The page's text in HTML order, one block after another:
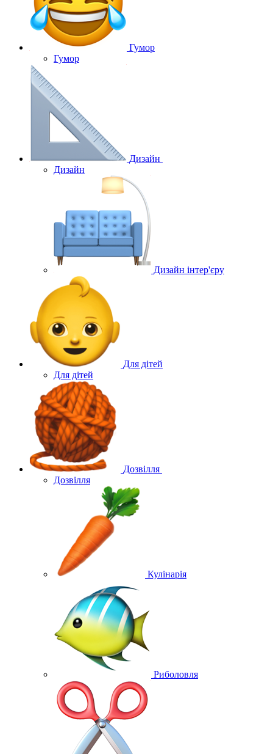
Гумор
Гумор
Дизайн
Дизайн
Дизайн інтер'єру
Для дітей
Для дітей
Дозвілля
Дозвілля
Кулінарія
Риболовля